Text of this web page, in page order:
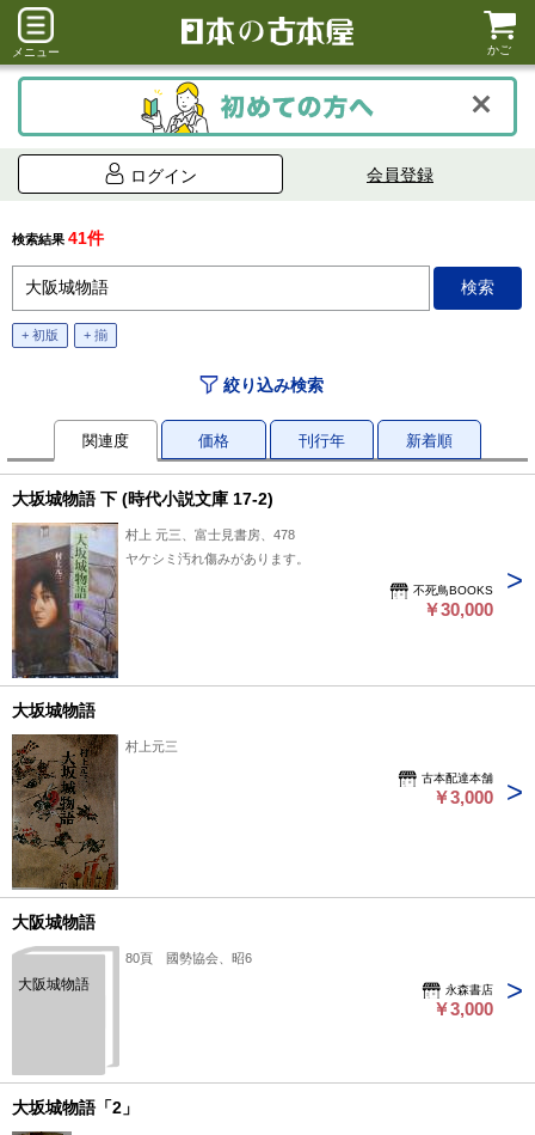
メニュー かご
ログイン 会員登録
検索結果 41件
+ 初版 + 揃
絞り込み検索
関連度 価格 刊行年 新着順
大坂城物語 下 (時代小説文庫 17-2)
村上 元三、富士見書房、478
ヤケシミ汚れ傷みがあります。
不死鳥BOOKS
￥30,000
大坂城物語
村上元三
古本配達本舗
￥3,000
大阪城物語
大阪城物語
80頁 國勢協会、昭6
永森書店
￥3,000
大坂城物語「2」